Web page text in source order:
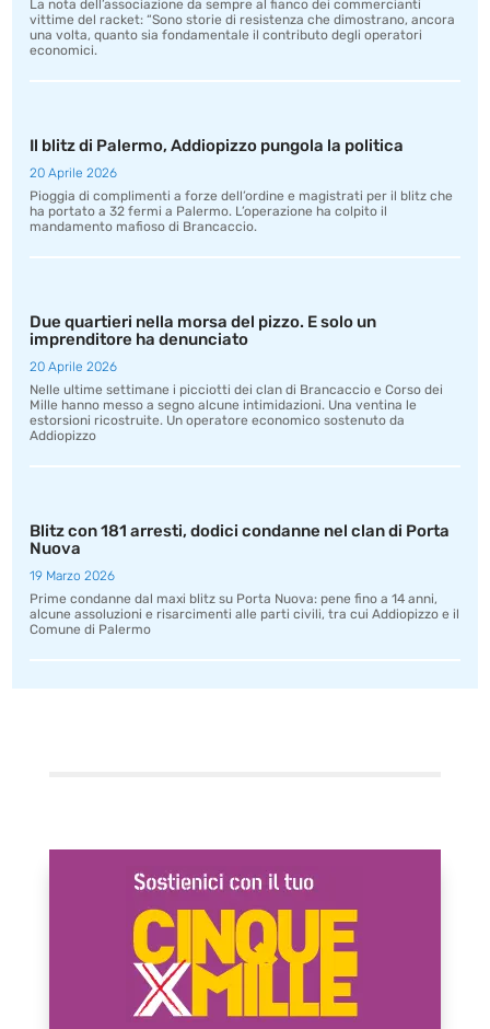
La nota dell’associazione da sempre al fianco dei commercianti
vittime del racket: “Sono storie di resistenza che dimostrano, ancora
una volta, quanto sia fondamentale il contributo degli operatori
economici.
Il blitz di Palermo, Addiopizzo pungola la politica
20 Aprile 2026
Pioggia di complimenti a forze dell’ordine e magistrati per il blitz che
ha portato a 32 fermi a Palermo. L’operazione ha colpito il
mandamento mafioso di Brancaccio.
Due quartieri nella morsa del pizzo. E solo un
imprenditore ha denunciato
20 Aprile 2026
Nelle ultime settimane i picciotti dei clan di Brancaccio e Corso dei
Mille hanno messo a segno alcune intimidazioni. Una ventina le
estorsioni ricostruite. Un operatore economico sostenuto da
Addiopizzo
Blitz con 181 arresti, dodici condanne nel clan di Porta
Nuova
19 Marzo 2026
Prime condanne dal maxi blitz su Porta Nuova: pene fino a 14 anni,
alcune assoluzioni e risarcimenti alle parti civili, tra cui Addiopizzo e il
Comune di Palermo